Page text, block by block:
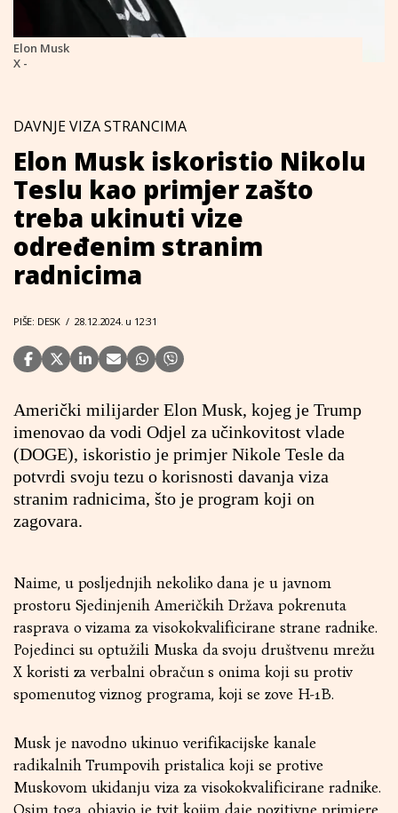
Elon Musk
X -
DAVNJE VIZA STRANCIMA
Elon Musk iskoristio Nikolu
Teslu kao primjer zašto
treba ukinuti vize
određenim stranim
radnicima
PIŠE: DESK / 28.12.2024. u 12:31
Američki milijarder Elon Musk, kojeg je Trump
imenovao da vodi Odjel za učinkovitost vlade
(DOGE), iskoristio je primjer Nikole Tesle da
potvrdi svoju tezu o korisnosti davanja viza
stranim radnicima, što je program koji on
zagovara.
Naime, u posljednjih nekoliko dana je u javnom
prostoru Sjedinjenih Američkih Država pokrenuta
rasprava o vizama za visokokvalificirane strane radnike.
Pojedinci su optužili Muska da svoju društvenu mrežu
X koristi za verbalni obračun s onima koji su protiv
spomenutog viznog programa, koji se zove H-1B.
Musk je navodno ukinuo verifikacijske kanale
radikalnih Trumpovih pristalica koji se protive
Muskovom ukidanju viza za visokokvalificirane radnike.